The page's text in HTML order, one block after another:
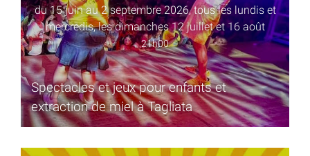
du 15 juin au 2 septembre 2026, tous les lundis et
mercredis, les dimanches 12 juillet et 16 août
21h00
Spectacles et jeux pour enfants et
extraction de miel à Tagliata